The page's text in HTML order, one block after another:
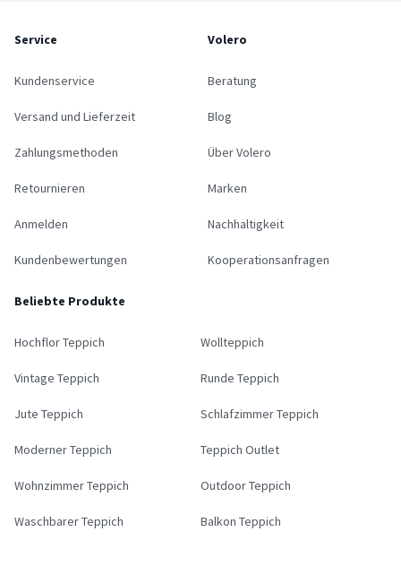
Service
Kundenservice
Versand und Lieferzeit
Zahlungsmethoden
Retournieren
Anmelden
Kundenbewertungen
Volero
Beratung
Blog
Über Volero
Marken
Nachhaltigkeit
Kooperationsanfragen
Beliebte Produkte
Hochflor Teppich Wollteppich
Vintage Teppich Runde Teppich
Jute Teppich Schlafzimmer Teppich
Moderner Teppich Teppich Outlet
Wohnzimmer Teppich Outdoor Teppich
Waschbarer Teppich Balkon Teppich